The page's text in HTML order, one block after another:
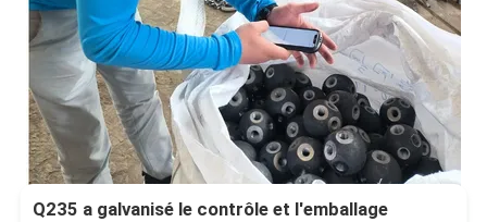
Q235 a galvanisé le contrôle et l'emballage